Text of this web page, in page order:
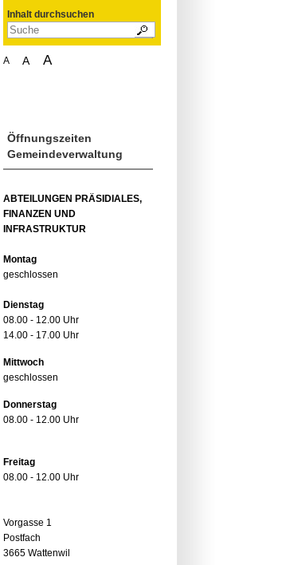
Inhalt durchsuchen
A A A
Öffnungszeiten
Gemeindeverwaltung
ABTEILUNGEN PRÄSIDIALES,
FINANZEN UND
INFRASTRUKTUR
Montag
geschlossen
Dienstag
08.00 - 12.00 Uhr
14.00 - 17.00 Uhr
Mittwoch
geschlossen
Donnerstag
08.00 - 12.00 Uhr
Freitag
08.00 - 12.00 Uhr
Vorgasse 1
Postfach
3665 Wattenwil